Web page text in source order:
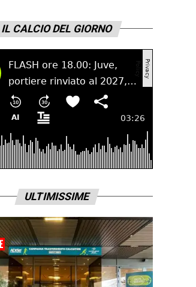
IL CALCIO DEL GIORNO
ULTIMISSIME